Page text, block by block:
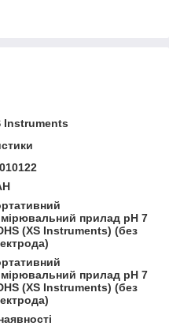
Instruments
прилад pH 7
(XS Instruments) (без
прилад pH 7
(XS Instruments) (без